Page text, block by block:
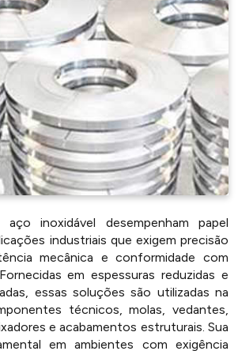
inoxidável desempenham papel
industriais que exigem precisão
mecânica e conformidade com
em espessuras reduzidas e
essas soluções são utilizadas na
técnicos, molas, vedantes,
e acabamentos estruturais. Sua
em ambientes com exigência